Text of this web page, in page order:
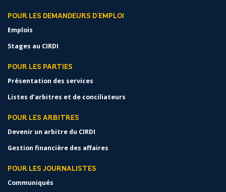
POUR LES DEMANDEURS D'EMPLOI
Emplois
Stages au CIRDI
POUR LES PARTIES
Présentation des services
Listes d’arbitres et de conciliateurs
POUR LES ARBITRES
Devenir un arbitre du CIRDI
Gestion financière des affaires
POUR LES JOURNALISTES
Communiqués